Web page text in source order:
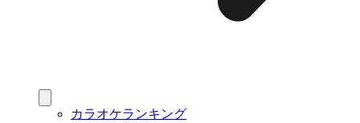
カラオケランキング